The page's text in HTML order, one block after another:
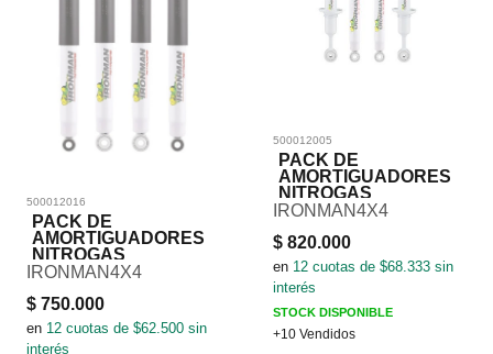
500012016
PACK DE
AMORTIGUADORES
NITROGAS
IRONMAN4X4
$ 750.000
en 12 cuotas de $62.500 sin
interés
500012005
PACK DE
AMORTIGUADORES
NITROGAS
IRONMAN4X4
$ 820.000
en 12 cuotas de $68.333 sin
interés
STOCK DISPONIBLE
+10 Vendidos